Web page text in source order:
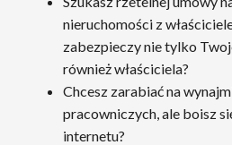
nieruchomości z
zabezpieczy nie tylko
również właściciela?
Chcesz zarabiać na
pracowniczych, ale boisz
internetu?